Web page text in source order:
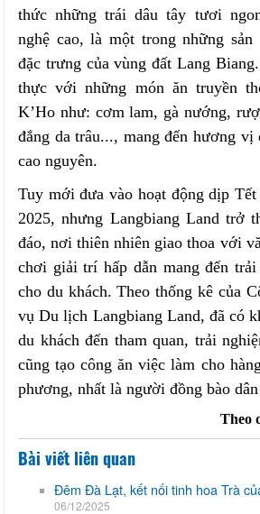
thức những trái dâu tây tươi
nghệ cao, là một trong những sản
đặc trưng của vùng đất Lang
thực với những món ăn truyền
K’Ho như: cơm lam, gà nướng,
đắng da trâu..., mang đến hương vị
cao nguyên.
Tuy mới đưa vào hoạt động dịp
2025, nhưng Langbiang Land trở
đáo, nơi thiên nhiên giao thoa với
chơi giải trí hấp dẫn mang đến
cho du khách. Theo thống kê của
vụ Du lịch Langbiang Land, đã có
du khách đến tham quan, trải
cũng tạo công ăn việc làm cho
phương, nhất là người đồng bào
Theo
Bài viết liên quan
Đêm Đà Lạt, kết nối tinh hoa Trà
06/12/2025